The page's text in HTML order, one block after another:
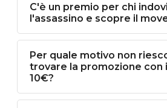
C'è un premio per chi
l'assassino e scopre il
Per quale motivo non
trovare la promozione con
10€?